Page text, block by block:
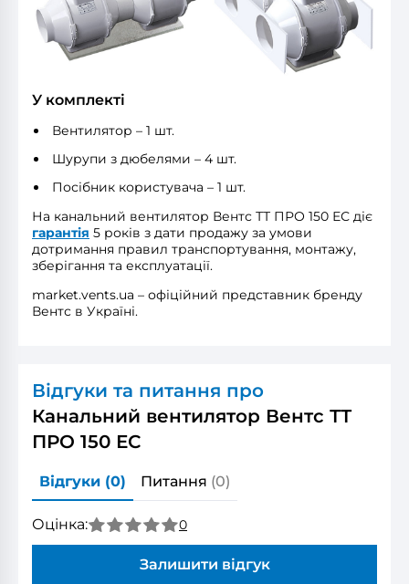
У комплекті
Вентилятор – 1 шт.
Шурупи з дюбелями – 4 шт.
Посібник користувача – 1 шт.
На канальний вентилятор Вентс ТТ ПРО 150 ЕС діє
гарантія 5 років з дати продажу за умови
дотримання правил транспортування, монтажу,
зберігання та експлуатації.
market.vents.ua – офіційний представник бренду
Вентс в Україні.
Відгуки та питання про
Канальний вентилятор Вентс ТТ
ПРО 150 ЕС
Відгуки (0) Питання (0)
Оцінка: 0
Залишити відгук